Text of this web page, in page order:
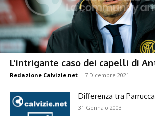
L’intrigante caso dei capelli di
Redazione Calvizie.net - 7 Dicembre 2021
Differenza tra
31 Gennaio 2003